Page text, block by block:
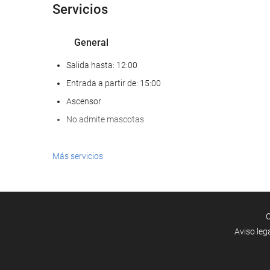
Servicios
General
Salida hasta: 12:00
Entrada a partir de: 15:00
Ascensor
No admite mascotas
Servicios de recepción
Guardaequipaje
Más servicios
Aviso